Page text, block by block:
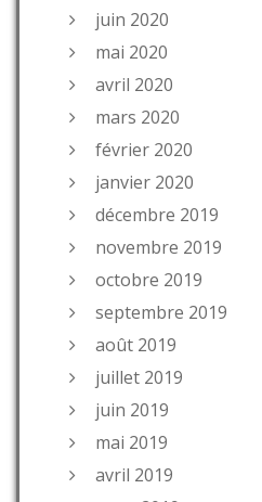
juin 2020
mai 2020
avril 2020
mars 2020
février 2020
janvier 2020
décembre 2019
novembre 2019
octobre 2019
septembre 2019
août 2019
juillet 2019
juin 2019
mai 2019
avril 2019